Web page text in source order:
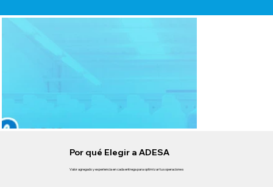
Valor agregado y experiencia en cada entrega para optimizar tus operaciones
Por qué Elegir a ADESA